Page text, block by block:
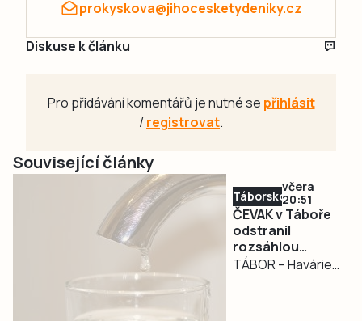
prokyskova@jihocesketydeniky.cz
Diskuse k článku
Pro přidávání komentářů je nutné se přihlásit
/registrovat.
Související články
Táborsko
včera
20:51
ČEVAK v Táboře
odstranil
rozsáhlou
havárii a v půl
TÁBOR – Havárie